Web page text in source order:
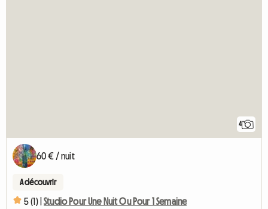
4
60 € / nuit
A découvrir
5 (1) | Studio Pour Une Nuit Ou Pour 1 Semaine